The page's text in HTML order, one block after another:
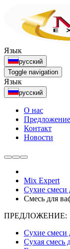
Язык
русский
Toggle navigation
Язык
русский
О нас
Предложение
Контакт
Новости
Mix Expert
Сухие смеси
Смесь для
ПРЕДЛОЖЕНИЕ:
Сухие смеси
Сухая смесь